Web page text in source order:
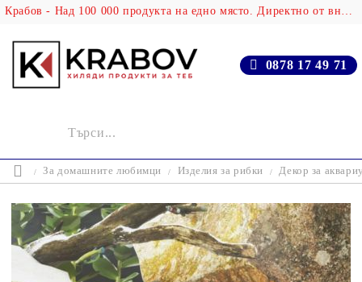
Крабов - Над 100 000 продукта на едно място. Директно от вносителя!
0878 17 49 71
За домашните любимци Изделия за рибки Декор за